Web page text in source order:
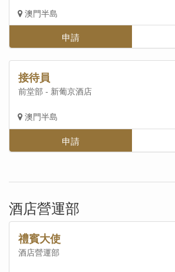
澳門半島
申請
接待員
前堂部 - 新葡京酒店
澳門半島
申請
酒店營運部
禮賓大使
酒店營運部